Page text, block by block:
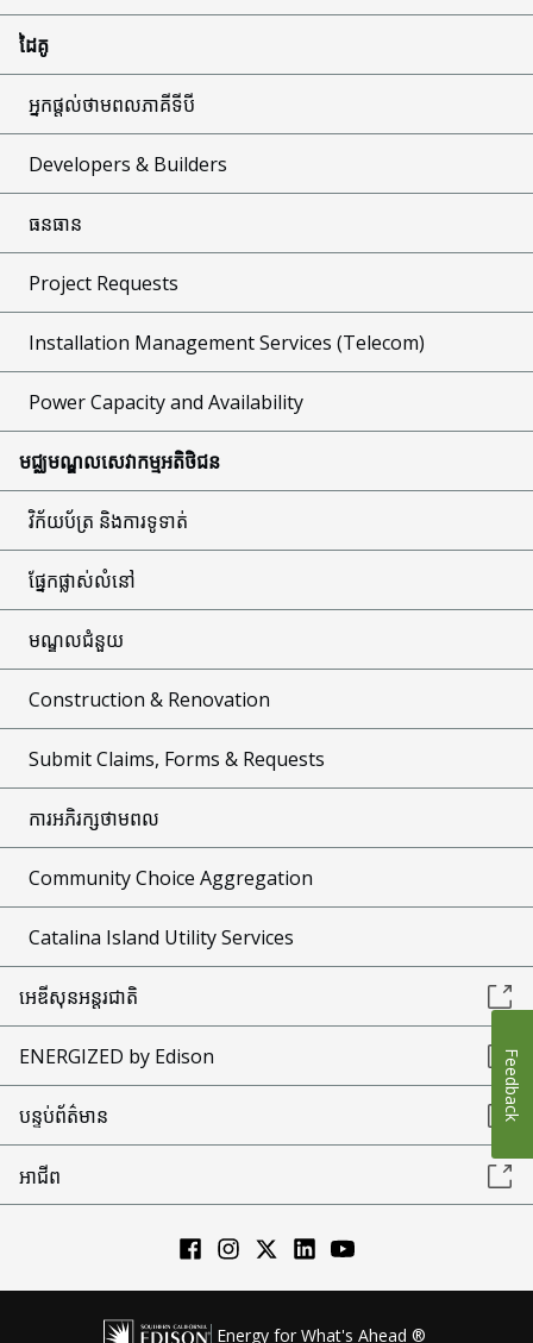
ដៃគូ
អ្នកផ្តល់ថាមពលភាគីទីបី
Developers & Builders
ធនធាន
Project Requests
Installation Management Services (Telecom)
Power Capacity and Availability
មជ្ឈមណ្ឌលសេវាកម្មអតិថិជន
វិក័យប័ត្រ និងការទូទាត់
ផ្នែកផ្លាស់លំនៅ
មណ្ឌលជំនួយ
Construction & Renovation
Submit Claims, Forms & Requests
ការអភិរក្សថាមពល
Community Choice Aggregation
Catalina Island Utility Services
អេឌីសុនអន្តរជាតិ
ENERGIZED by Edison
បន្ទប់ព័ត៌មាន
អាជីព
Energy for What's Ahead ®
Feedback